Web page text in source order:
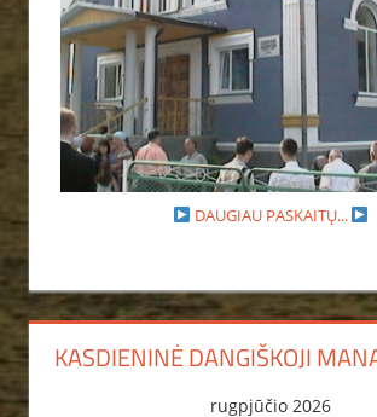
DAUGIAU PASKAITŲ...
KASDIENINĖ DANGIŠKOJI
rugpjūčio 2026